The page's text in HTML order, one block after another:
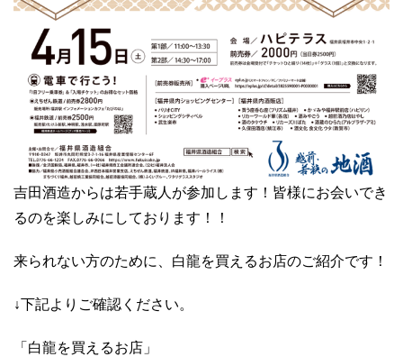
吉田酒造からは若手蔵人が参加します！皆様にお会いでき
るのを楽しみにしております！！
来られない方のために、白龍を買えるお店のご紹介です！
↓下記よりご確認ください。
「白龍を買えるお店」